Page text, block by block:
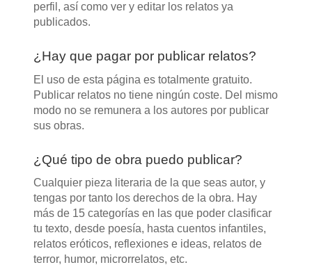
perfil, así como ver y editar los relatos ya
publicados.
¿Hay que pagar por publicar relatos?
El uso de esta página es totalmente gratuito.
Publicar relatos no tiene ningún coste. Del mismo
modo no se remunera a los autores por publicar
sus obras.
¿Qué tipo de obra puedo publicar?
Cualquier pieza literaria de la que seas autor, y
tengas por tanto los derechos de la obra. Hay
más de 15 categorías en las que poder clasificar
tu texto, desde poesía, hasta cuentos infantiles,
relatos eróticos, reflexiones e ideas, relatos de
terror, humor, microrrelatos, etc.